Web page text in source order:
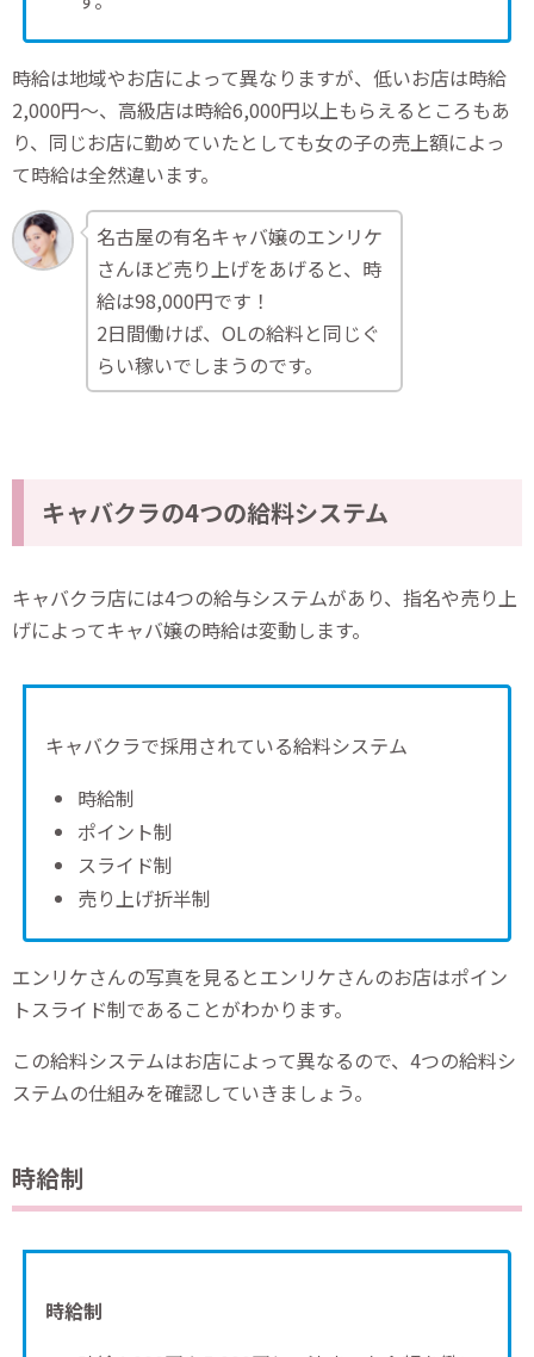
時給は地域やお店によって異なりますが、低いお店は時給
2,000円〜、高級店は時給6,000円以上もらえるところもあ
り、同じお店に勤めていたとしても女の子の売上額によっ
て時給は全然違います。
名古屋の有名キャバ嬢のエンリケ
さんほど売り上げをあげると、時
給は98,000円です！
2日間働けば、OLの給料と同じぐ
らい稼いでしまうのです。
キャバクラの4つの給料システム
キャバクラ店には4つの給与システムがあり、指名や売り上
げによってキャバ嬢の時給は変動します。
キャバクラで採用されている給料システム
時給制
ポイント制
スライド制
売り上げ折半制
エンリケさんの写真を見るとエンリケさんのお店はポイン
トスライド制であることがわかります。
この給料システムはお店によって異なるので、4つの給料シ
ステムの仕組みを確認していきましょう。
時給制
時給制